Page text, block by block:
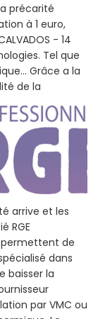
précarité
à 1 euro,
- 14
Tel que
Grâce a la
de la
arrive et les
RGE
permettent de
dans
baisser la
par VMC ou